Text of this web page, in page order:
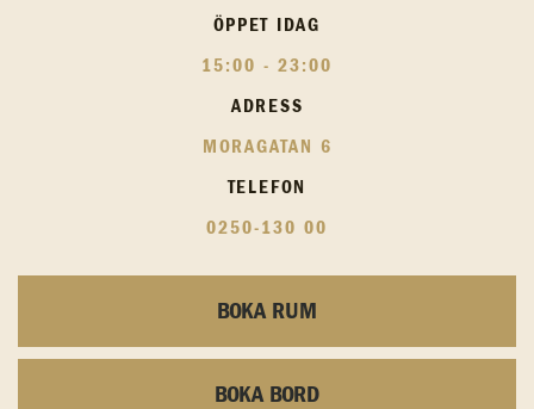
ÖPPET IDAG
15:00 - 23:00
ADRESS
MORAGATAN 6
TELEFON
0250-130 00
BOKA RUM
BOKA BORD